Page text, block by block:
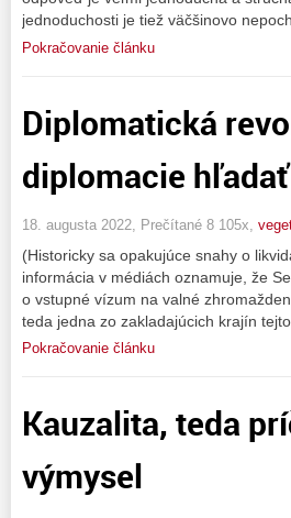
jednoduchosti je tiež väčšinovo
Pokračovanie článku
Diplomatická
diplomacie
18. augusta 2022, Prečítané 8 105x,
(Historicky sa opakujúce snahy o
informácia v médiách oznamuje, že
o vstupné vízum na valné
teda jedna zo zakladajúcich krajín
Pokračovanie článku
Kauzalita, teda
výmysel